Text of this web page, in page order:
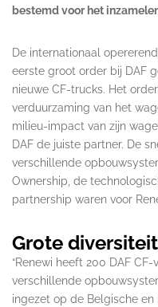
bestemd voor het
De internationaal
eerste groot order bij DAF
nieuwe CF-trucks. Het
verduurzaming van het
milieu-impact van zijn
DAF de juiste partner. De
verschillende
Ownership, de
partnership waren voor
Grote
“Renewi heeft 200 DAF
verschillende
ingezet op de Belgische